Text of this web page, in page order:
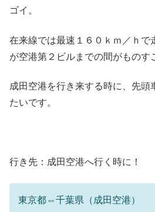
ゴイ。
在来線では最速１６０ｋｍ／ｈで
が空港第２ビルまでの間がものす
成田空港を行き来する時に、先頭
たいです。
行き先：成田空港へ行く時に！
東京都⇔千葉県（成田空港）